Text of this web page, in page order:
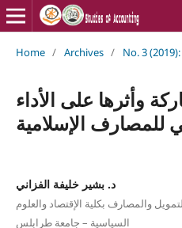
Home / Archives / No. 3
وأثرها على الأداء
للمصارف الإسلامية
د. بشير خليفة الفزاني
والمصارف بكلية الإقتصاد والعلوم
السياسية – جامعة طرابلس